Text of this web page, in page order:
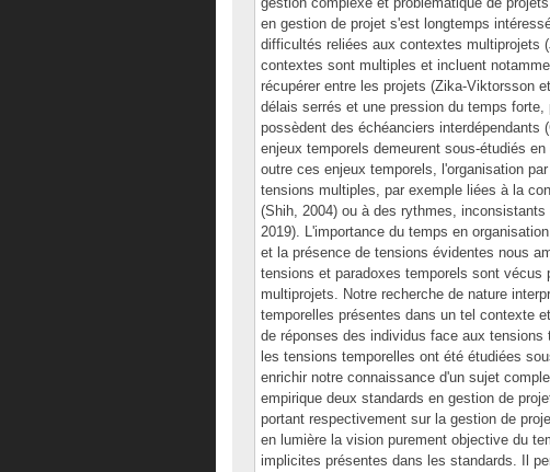
en gestion de projet s'est longtemps
difficultés reliées aux contextes multiprojets
contextes sont multiples et incluent
récupérer entre les projets (Zika-Viktorsson
délais serrés et une pression du temps
possèdent des échéanciers interdépendants
enjeux temporels demeurent sous-étudiés
outre ces enjeux temporels, l'organisation
tensions multiples, par exemple liées à la
(Shih, 2004) ou à des rythmes,
2019). L'importance du temps en
et la présence de tensions évidentes nous
tensions et paradoxes temporels sont
multiprojets. Notre recherche de nature
temporelles présentes dans un tel contexte
de réponses des individus face aux
les tensions temporelles ont été étudiées
enrichir notre connaissance d'un sujet
empirique deux standards en gestion de
portant respectivement sur la gestion de
en lumière la vision purement objective du
implicites présentes dans les standards. Il